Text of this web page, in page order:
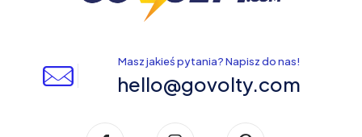
Masz jakieś pytania? Napisz do nas!
hello@govolty.com